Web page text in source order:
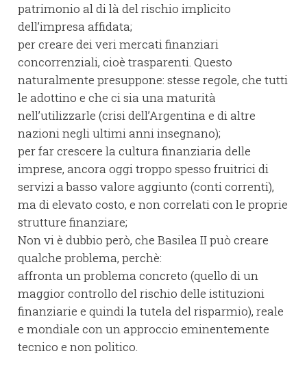
patrimonio al di là del rischio implicito
dell’impresa affidata;
per creare dei veri mercati finanziari
concorrenziali, cioè trasparenti. Questo
naturalmente presuppone: stesse regole, che tutti
le adottino e che ci sia una maturità
nell’utilizzarle (crisi dell’Argentina e di altre
nazioni negli ultimi anni insegnano);
per far crescere la cultura finanziaria delle
imprese, ancora oggi troppo spesso fruitrici di
servizi a basso valore aggiunto (conti correnti),
ma di elevato costo, e non correlati con le proprie
strutture finanziare;
Non vi è dubbio però, che Basilea II può creare
qualche problema, perchè:
affronta un problema concreto (quello di un
maggior controllo del rischio delle istituzioni
finanziarie e quindi la tutela del risparmio), reale
e mondiale con un approccio eminentemente
tecnico e non politico.